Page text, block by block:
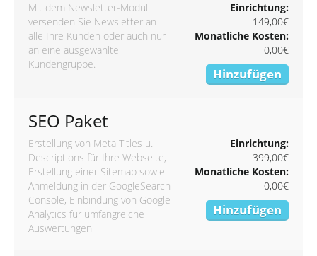
Mit dem Newsletter-Modul
versenden Sie Newsletter an
alle Ihre Kunden oder auch nur
an eine ausgewählte
Kundengruppe.
Einrichtung:
149,00€
Monatliche Kosten:
0,00€
Hinzufügen
SEO Paket
Erstellung von Meta Titles u.
Descriptions für Ihre Webseite,
Erstellung einer Sitemap sowie
Anmeldung in der GoogleSearch
Console, Einbindung von Google
Analytics für umfangreiche
Auswertungen
Einrichtung:
399,00€
Monatliche Kosten:
0,00€
Hinzufügen